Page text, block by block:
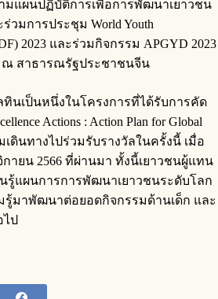
มแผนปฏิบัติการเพื่อการพัฒนาเยาวชน
วมการประชุม World Youth
2023 และร่วมกิจกรรม APGYD 2023
ณ สาธารณรัฐประชาชนจีน
นเป็นหนึ่งในโครงการที่ได้รับการคัด
Actions : Action Plan for Global
มเดินทางไปร่วมรับรางวัลในครั้งนี้ เมื่อ
ายน 2566 ที่ผ่านมา ทั้งนี้เยาวชนผู้แทน
นรู้แผนการการพัฒนาเยาวชนระดับโลก
มาพัฒนาต่อยอดกิจกรรมด้านเด็ก และ
ไป